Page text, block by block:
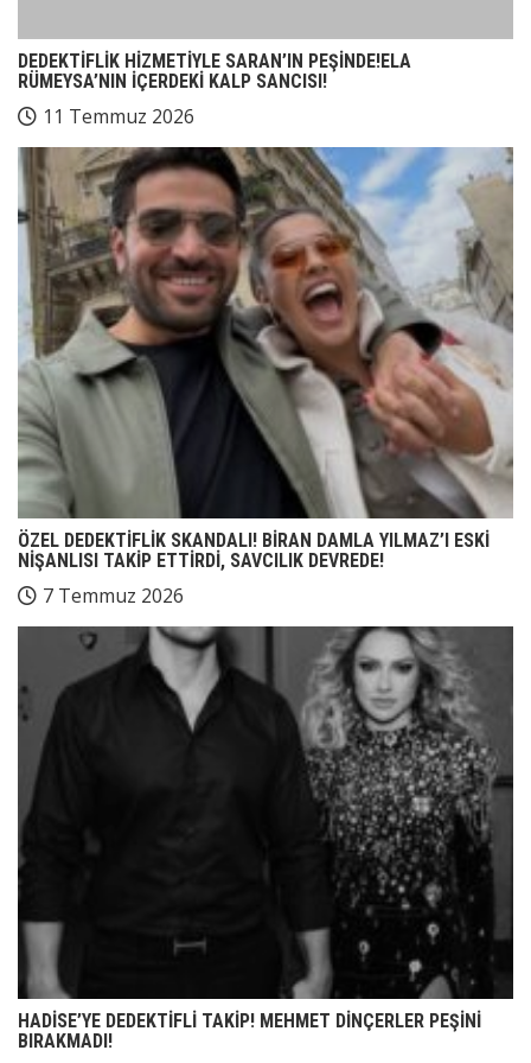
DEDEKTİFLİK HİZMETİYLE SARAN’IN PEŞİNDE!ELA
RÜMEYSA’NIN İÇERDEKİ KALP SANCISI!
11 Temmuz 2026
ÖZEL DEDEKTİFLİK SKANDALI! BİRAN DAMLA YILMAZ’I ESKİ
NİŞANLISI TAKİP ETTİRDİ, SAVCILIK DEVREDE!
7 Temmuz 2026
HADİSE’YE DEDEKTİFLİ TAKİP! MEHMET DİNÇERLER PEŞİNİ
BIRAKMADI!